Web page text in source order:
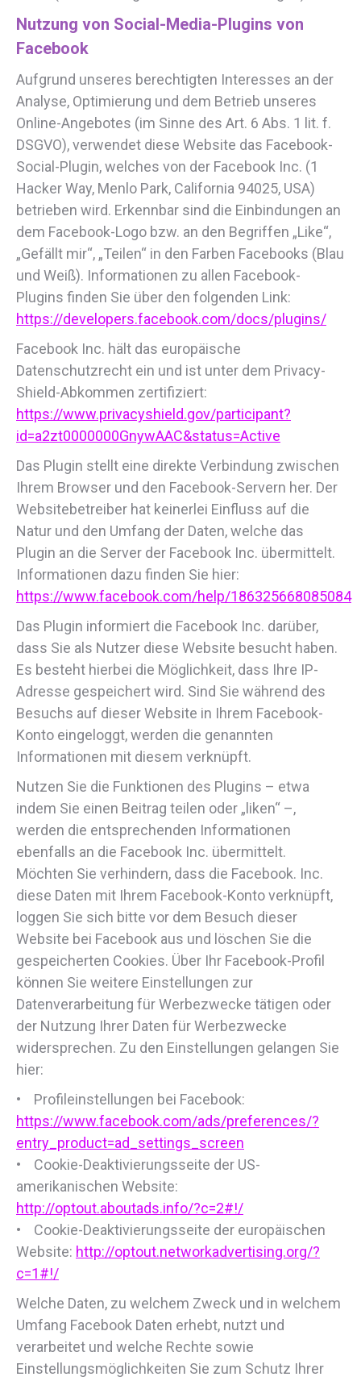
Nutzung von Social-Media-Plugins von
Facebook
Aufgrund unseres berechtigten Interesses an der
Analyse, Optimierung und dem Betrieb unseres
Online-Angebotes (im Sinne des Art. 6 Abs. 1 lit. f.
DSGVO), verwendet diese Website das Facebook-
Social-Plugin, welches von der Facebook Inc. (1
Hacker Way, Menlo Park, California 94025, USA)
betrieben wird. Erkennbar sind die Einbindungen an
dem Facebook-Logo bzw. an den Begriffen „Like“,
„Gefällt mir“, „Teilen“ in den Farben Facebooks (Blau
und Weiß). Informationen zu allen Facebook-
Plugins finden Sie über den folgenden Link:
https://developers.facebook.com/docs/plugins/
Facebook Inc. hält das europäische
Datenschutzrecht ein und ist unter dem Privacy-
Shield-Abkommen zertifiziert:
https://www.privacyshield.gov/participant?
id=a2zt0000000GnywAAC&status=Active
Das Plugin stellt eine direkte Verbindung zwischen
Ihrem Browser und den Facebook-Servern her. Der
Websitebetreiber hat keinerlei Einfluss auf die
Natur und den Umfang der Daten, welche das
Plugin an die Server der Facebook Inc. übermittelt.
Informationen dazu finden Sie hier:
https://www.facebook.com/help/186325668085084
Das Plugin informiert die Facebook Inc. darüber,
dass Sie als Nutzer diese Website besucht haben.
Es besteht hierbei die Möglichkeit, dass Ihre IP-
Adresse gespeichert wird. Sind Sie während des
Besuchs auf dieser Website in Ihrem Facebook-
Konto eingeloggt, werden die genannten
Informationen mit diesem verknüpft.
Nutzen Sie die Funktionen des Plugins – etwa
indem Sie einen Beitrag teilen oder „liken“ –,
werden die entsprechenden Informationen
ebenfalls an die Facebook Inc. übermittelt.
Möchten Sie verhindern, dass die Facebook. Inc.
diese Daten mit Ihrem Facebook-Konto verknüpft,
loggen Sie sich bitte vor dem Besuch dieser
Website bei Facebook aus und löschen Sie die
gespeicherten Cookies. Über Ihr Facebook-Profil
können Sie weitere Einstellungen zur
Datenverarbeitung für Werbezwecke tätigen oder
der Nutzung Ihrer Daten für Werbezwecke
widersprechen. Zu den Einstellungen gelangen Sie
hier:
• Profileinstellungen bei Facebook:
https://www.facebook.com/ads/preferences/?
entry_product=ad_settings_screen
• Cookie-Deaktivierungsseite der US-
amerikanischen Website:
http://optout.aboutads.info/?c=2#!/
• Cookie-Deaktivierungsseite der europäischen
Website: http://optout.networkadvertising.org/?
c=1#!/
Welche Daten, zu welchem Zweck und in welchem
Umfang Facebook Daten erhebt, nutzt und
verarbeitet und welche Rechte sowie
Einstellungsmöglichkeiten Sie zum Schutz Ihrer